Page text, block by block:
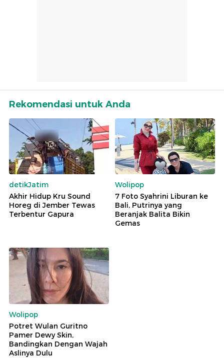
Rekomendasi untuk Anda
detikJatim
Akhir Hidup Kru Sound
Horeg di Jember Tewas
Terbentur Gapura
Wolipop
7 Foto Syahrini Liburan ke
Bali, Putrinya yang
Beranjak Balita Bikin
Gemas
Wolipop
Potret Wulan Guritno
Pamer Dewy Skin,
Bandingkan Dengan Wajah
Aslinya Dulu